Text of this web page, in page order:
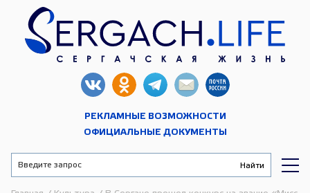
РЕКЛАМНЫЕ ВОЗМОЖНОСТИ
ОФИЦИАЛЬНЫЕ ДОКУМЕНТЫ